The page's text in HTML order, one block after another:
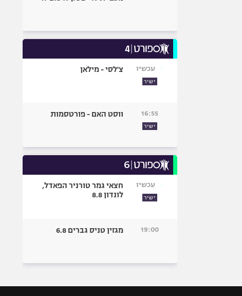
עכשיו
ישיר
צ'לסי - מילאן
16:55
ישיר
ווסט האם - פורטסמות
עכשיו
ישיר
חצאי גמר טורניר הפאדל,
לונדון 8.8
19:00 מגזין טניס גברים 6.8